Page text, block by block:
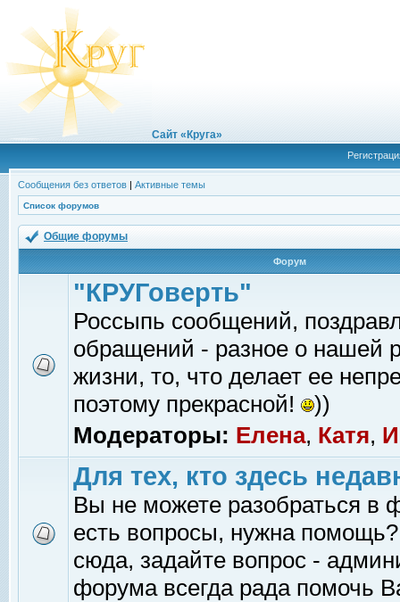
Сайт «Круга»
Сообщения без ответов | Активные темы
Список форумов
Общие форумы
Форум
"КРУГоверть"
Россыпь сообщений,
обращений - разное о нашей
жизни, то, что делает ее
поэтому прекрасной!
))
Модераторы: Елена, Катя,
Для тех, кто здесь
Вы не можете разобраться в
есть вопросы, нужна помощь?
сюда, задайте вопрос -
форума всегда рада помочь